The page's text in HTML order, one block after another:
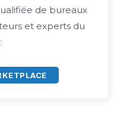
de bureaux
et experts du